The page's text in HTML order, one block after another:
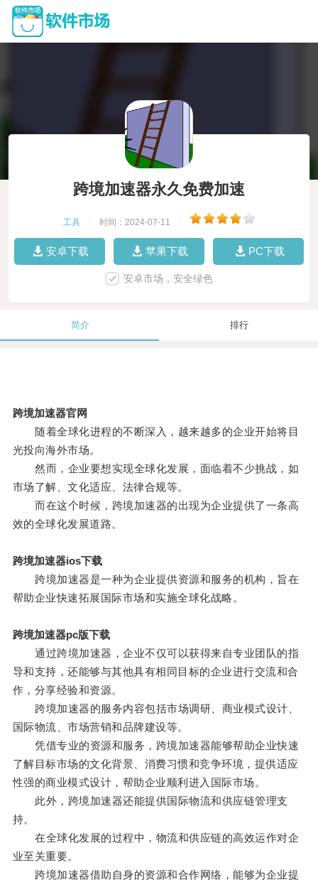
跨境加速器永久免费加速
工具 时间：2024-07-11
安卓下载 苹果下载 PC下载
安卓市场，安全绿色
简介 排行
跨境加速器官网
随着全球化进程的不断深入，越来越多的企业开始将目
光投向海外市场。
然而，企业要想实现全球化发展，面临着不少挑战，如
市场了解、文化适应、法律合规等。
而在这个时候，跨境加速器的出现为企业提供了一条高
效的全球化发展道路。
跨境加速器ios下载
跨境加速器是一种为企业提供资源和服务的机构，旨在
帮助企业快速拓展国际市场和实施全球化战略。
跨境加速器pc版下载
通过跨境加速器，企业不仅可以获得来自专业团队的指
导和支持，还能够与其他具有相同目标的企业进行交流和合
作，分享经验和资源。
跨境加速器的服务内容包括市场调研、商业模式设计、
国际物流、市场营销和品牌建设等。
凭借专业的资源和服务，跨境加速器能够帮助企业快速
了解目标市场的文化背景、消费习惯和竞争环境，提供适应
性强的商业模式设计，帮助企业顺利进入国际市场。
此外，跨境加速器还能提供国际物流和供应链管理支
持。
在全球化发展的过程中，物流和供应链的高效运作对企
业至关重要。
跨境加速器借助自身的资源和合作网络，能够为企业提